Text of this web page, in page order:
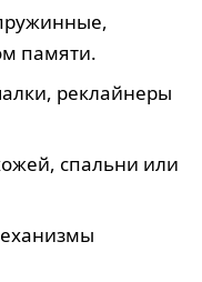
памяти.
реклайнеры
спальни или